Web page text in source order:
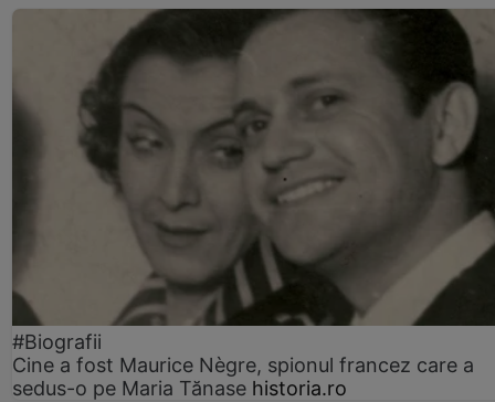
#Biografii
Cine a fost Maurice Nègre, spionul francez care a
sedus-o pe Maria Tănase historia.ro